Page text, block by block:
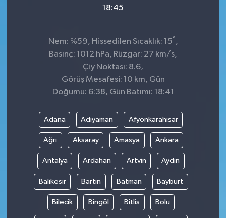
18:45
Nem: %59, Hissedilen Sıcaklık: 15° ,
Basınç: 1012 hPa, Rüzgar: 27 km/s,
Çiy Noktası: 8.6,
Görüş Mesafesi: 10 km, Gün
Doğumu: 6:38, Gün Batımı: 18:41
Adana Adıyaman Afyonkarahisar
Ağrı Aksaray Amasya Ankara
Antalya Ardahan Artvin Aydın
Balıkesir Bartın Batman Bayburt
Bilecik Bingöl Bitlis Bolu